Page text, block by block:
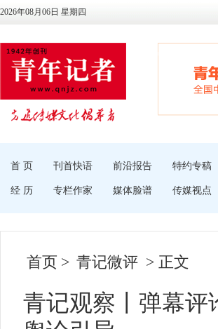
2026年08月06日 星期四
首 页 刊首快语 前沿报告 特约专稿
经 历 专栏作家 媒体脸谱 传媒视点
首页 > 青记微评 > 正文
青记观察丨弹幕评